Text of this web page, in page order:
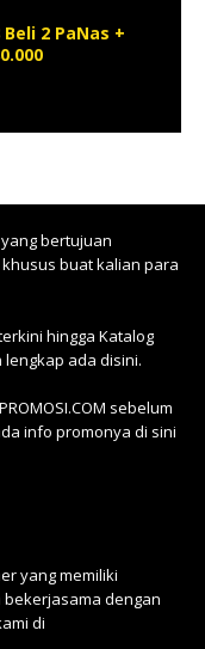
2 PaNas +
bertujuan
buat kalian para
hingga Katalog
ada disini.
sebelum
info promonya di sini
yang memiliki
dengan
di